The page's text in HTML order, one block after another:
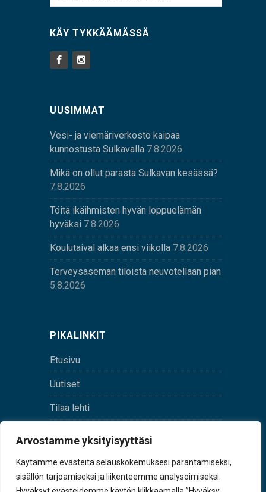
Arvostamme yksityisyyttäsi
Käytämme evästeitä selauskokemuksesi parantamiseksi,
sisällön tarjoamiseksi ja liikenteemme analysoimiseksi.
KÄY TYKKÄÄMÄSSÄ
UUSIMMAT
Vesi- ja viemäriverkosto kaipaa
kunnostusta Sulkavalla 7.8.2026
Mikä on ollut parasta Sulkavan kesässä?
7.8.2026
Töitä ikäihmisten hyvän loppuelämän
hyväksi 7.8.2026
Koulutaival alkaa ensi viikolla 7.8.2026
Terveysaseman tiloista neuvotellaan pian
5.8.2026
PIKALINKIT
Etusivu
Uutiset
Tilaa lehti